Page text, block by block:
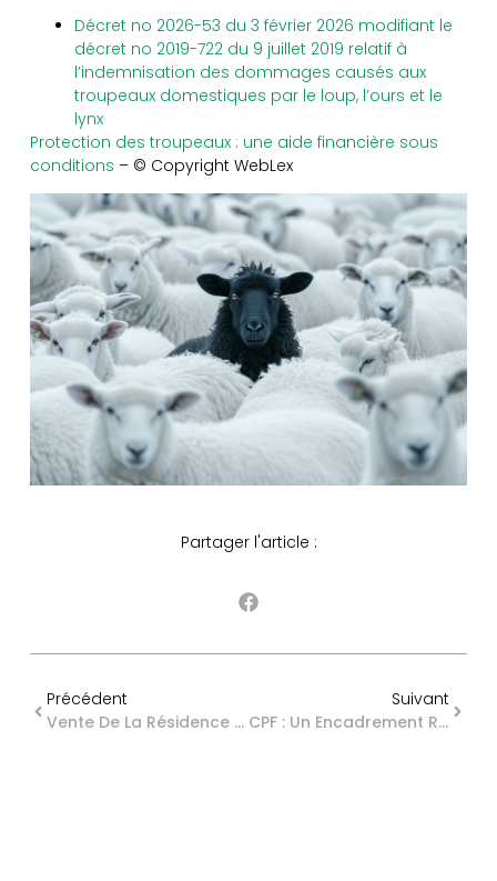
Décret no 2026-53 du 3 février 2026 modifiant le
décret no 2019-722 du 9 juillet 2019 relatif à
l’indemnisation des dommages causés aux
troupeaux domestiques par le loup, l’ours et le
lynx
Protection des troupeaux : une aide financière sous
conditions – © Copyright WebLex
Partager l'article :
Précédent
Vente De La Résidence Principale : Au Service D'une Dette Professionnelle ?
Suivant
CPF : Un Encadrement Renforcé De La Mobilisation Des Droits